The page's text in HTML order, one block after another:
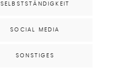
SELBSTSTÄNDIGKEIT
SOCIAL MEDIA
SONSTIGES